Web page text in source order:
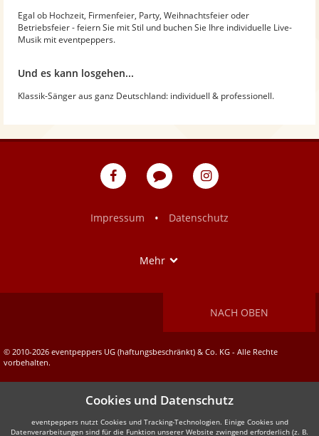
Egal ob Hochzeit, Firmenfeier, Party, Weihnachtsfeier oder
Betriebsfeier - feiern Sie mit Stil und buchen Sie Ihre individuelle Live-
Musik mit eventpeppers.
Und es kann losgehen...
Klassik-Sänger aus ganz Deutschland: individuell & professionell.
eventpeppers
Blog
eventpeppers
Impressum
• Datenschutz
Mehr
NACH OBEN
© 2010-2026 eventpeppers UG (haftungsbeschränkt) & Co. KG - Alle Rechte
vorbehalten.
Cookies und Datenschutz
eventpeppers nutzt Cookies und Tracking-Technologien. Einige Cookies und
Datenverarbeitungen sind für die Funktion unserer Website zwingend erforderlich (z. B.